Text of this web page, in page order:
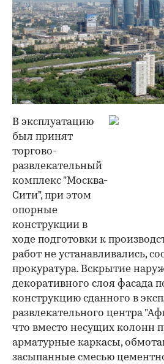
В эксплуатацию
был принят
торгово-
развлекательный
комплекс "Москва-
Сити", при этом
опорные
конструкции в
ходе подготовки к
работ не устанавливались,
прокуратура. Вскрытие
декоративного слоя фасада
конструкцию сданного в
развлекательного центра
что вместо несущих колонн
арматурные каркасы,
засыпанные смесью